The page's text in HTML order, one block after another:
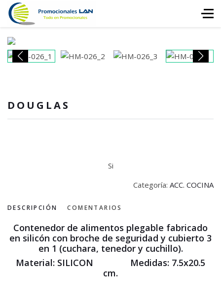
DOUGLAS
Si
Categoría: ACC. COCINA
DESCRIPCIÓN COMENTARIOS
Contenedor de alimentos plegable fabricado
en silicón con broche de seguridad y cubierto 3
en 1 (cuchara, tenedor y cuchillo).
Material: SILICON Medidas: 7.5x20.5
cm.